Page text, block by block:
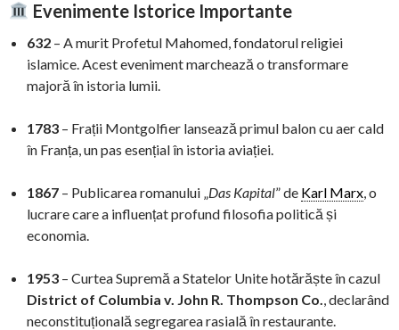
Evenimente Istorice Importante
632 – A murit Profetul Mahomed, fondatorul religiei
islamice. Acest eveniment marchează o transformare
majoră în istoria lumii.
1783 – Frații Montgolfier lansează primul balon cu aer cald
în Franța, un pas esențial în istoria aviației.
1867 – Publicarea romanului „Das Kapital” de Karl Marx, o
lucrare care a influențat profund filosofia politică și
economia.
1953 – Curtea Supremă a Statelor Unite hotărăște în cazul
District of Columbia v. John R. Thompson Co., declarând
neconstituțională segregarea rasială în restaurante.